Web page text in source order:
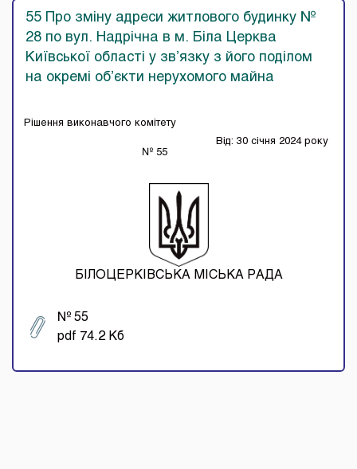
55 Про зміну адреси житлового будинку №
28 по вул. Надрічна в м. Біла Церква
Київської області у зв’язку з його поділом
на окремі об’єкти нерухомого майна
Рішення виконавчого комітету
№ 55
Від: 30 січня 2024 року
БІЛОЦЕРКІВСЬКА МІСЬКА РАДА
№ 55
pdf 74.2 Кб